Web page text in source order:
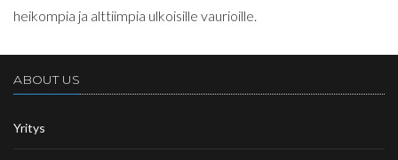
heikompia ja alttiimpia ulkoisille vaurioille.
ABOUT US
Yritys